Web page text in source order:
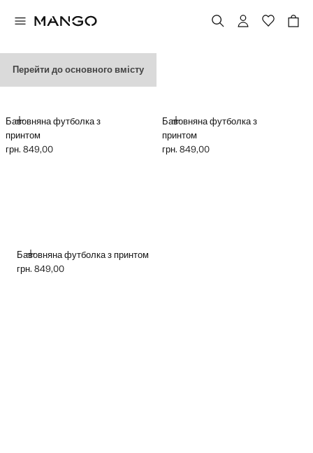
Перейти до основного вмісту
Бавовняна футболка з
принтом
ДОДАТИ
Поточна ціна [грн. 849,00 ]
грн. 849,00
Бавовняна футболка з
принтом
ДОДАТИ
Поточна ціна [грн. 849,00 ]
грн. 849,00
Бавовняна футболка з принтом
ДОДАТИ
Поточна ціна [грн. 849,00 ]
грн. 849,00